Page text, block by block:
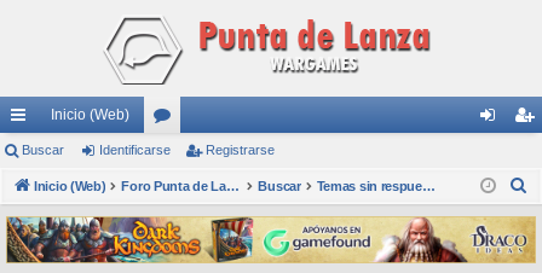
nl
ac
es
rá
Inicio (Web)
or
os nti
fic
ar
ist
ra
rs
Buscar Identificarse Registrarse
Inicio (Web) Foro Punta de Lanza Wargames Buscar Temas sin respuesta
s
c